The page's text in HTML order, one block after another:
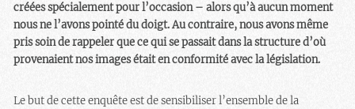
créées spécialement pour l’occasion – alors qu’à aucun moment
nous ne l’avons pointé du doigt. Au contraire, nous avons même
pris soin de rappeler que ce qui se passait dans la structure d’où
provenaient nos images était en conformité avec la législation.
Le but de cette enquête est de sensibiliser l’ensemble de la